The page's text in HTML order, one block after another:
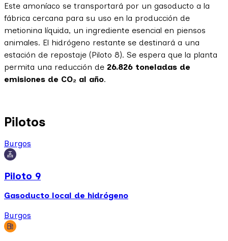
Este amoníaco se transportará por un gasoducto a la
fábrica cercana para su uso en la producción de
metionina líquida, un ingrediente esencial en piensos
animales. El hidrógeno restante se destinará a una
estación de repostaje (Piloto 8). Se espera que la planta
permita una reducción de 26.826 toneladas de
emisiones de CO₂ al año.
Pilotos
Burgos
Piloto 9
Gasoducto local de hidrógeno
Burgos